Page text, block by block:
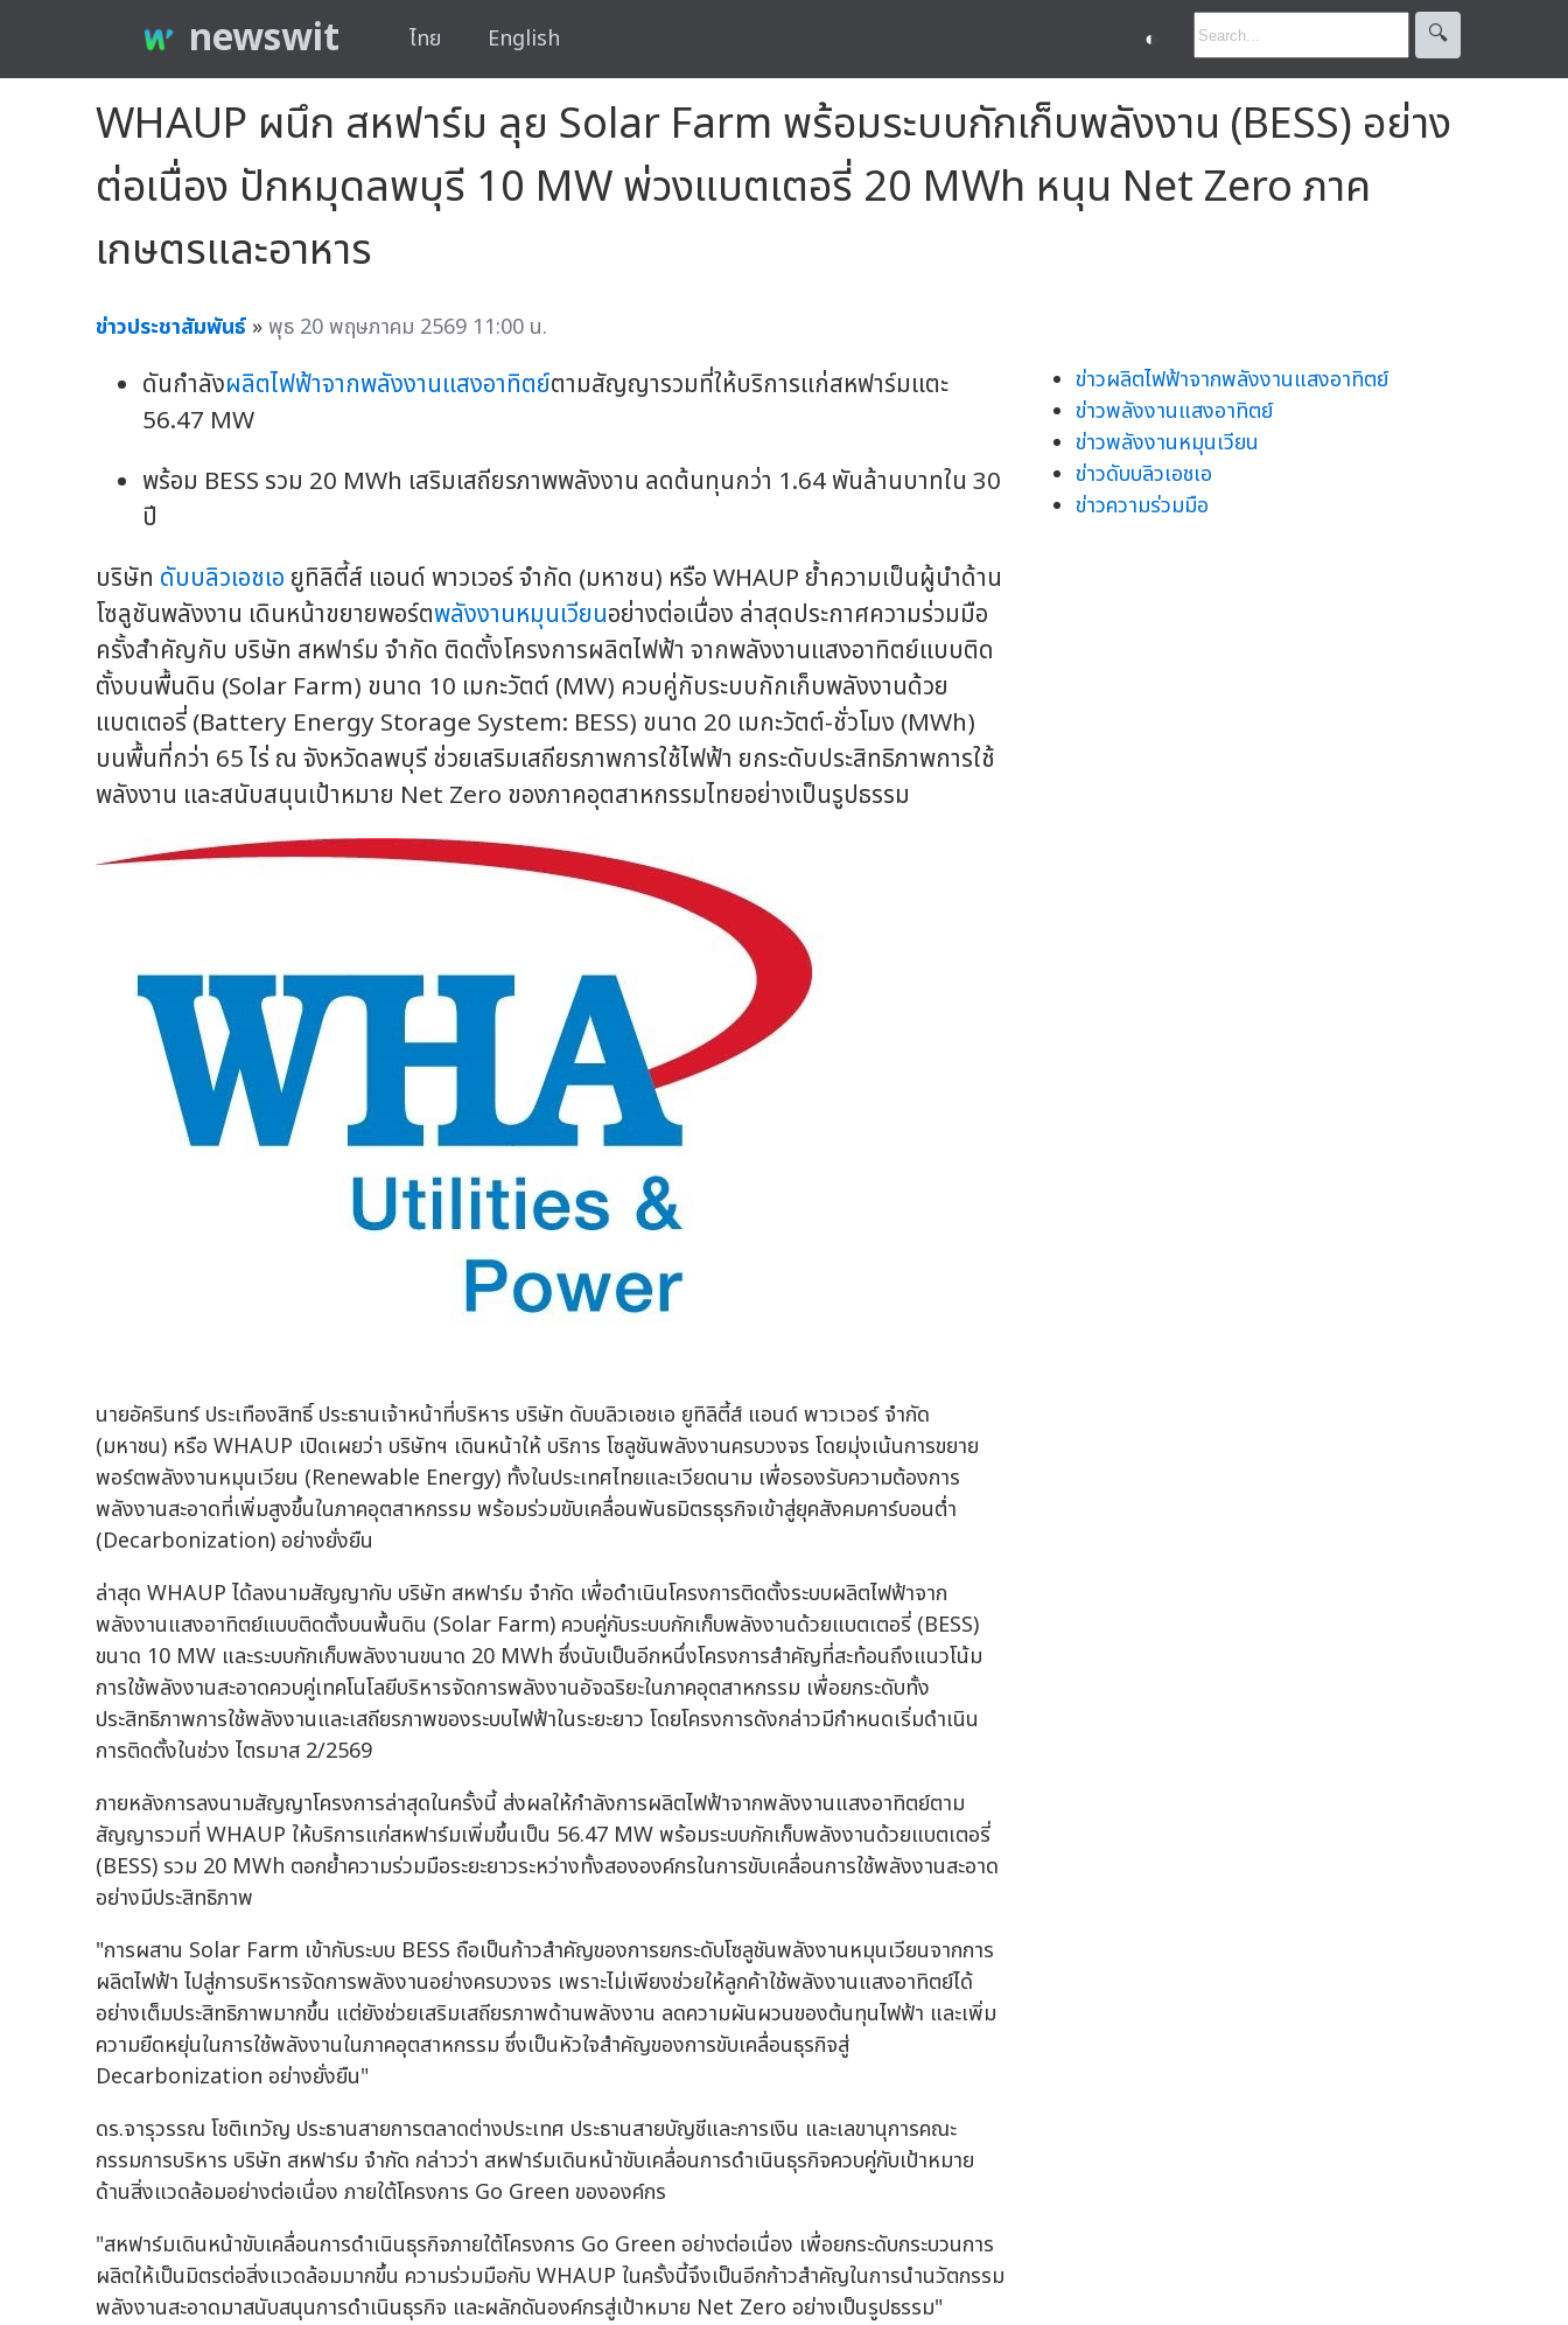
newswit ไทย English ◐ 🔍︎
WHAUP ผนึก สหฟาร์ม ลุย Solar Farm พร้อมระบบกักเก็บพลังงาน (BESS) อย่าง
ต่อเนื่อง ปักหมุดลพบุรี 10 MW พ่วงแบตเตอรี่ 20 MWh หนุน Net Zero ภาค
เกษตรและอาหาร
ข่าวประชาสัมพันธ์ »พุธ 20 พฤษภาคม 2569 11:00 น.
ดันกำลังผลิตไฟฟ้าจากพลังงานแสงอาทิตย์ตามสัญญารวมที่ให้บริการแก่สหฟาร์มแตะ
56.47 MW
พร้อม BESS รวม 20 MWh เสริมเสถียรภาพพลังงาน ลดต้นทุนกว่า 1.64 พันล้านบาทใน 30
ปี
บริษัท ดับบลิวเอชเอ ยูทิลิตี้ส์ แอนด์ พาวเวอร์ จำกัด (มหาชน) หรือ WHAUP ย้ำความเป็นผู้นำด้าน
โซลูชันพลังงาน เดินหน้าขยายพอร์ตพลังงานหมุนเวียนอย่างต่อเนื่อง ล่าสุดประกาศความร่วมมือ
ครั้งสำคัญกับ บริษัท สหฟาร์ม จำกัด ติดตั้งโครงการผลิตไฟฟ้า จากพลังงานแสงอาทิตย์แบบติด
ตั้งบนพื้นดิน (Solar Farm) ขนาด 10 เมกะวัตต์ (MW) ควบคู่กับระบบกักเก็บพลังงานด้วย
แบตเตอรี่ (Battery Energy Storage System: BESS) ขนาด 20 เมกะวัตต์-ชั่วโมง (MWh)
บนพื้นที่กว่า 65 ไร่ ณ จังหวัดลพบุรี ช่วยเสริมเสถียรภาพการใช้ไฟฟ้า ยกระดับประสิทธิภาพการใช้
พลังงาน และสนับสนุนเป้าหมาย Net Zero ของภาคอุตสาหกรรมไทยอย่างเป็นรูปธรรม
นายอัครินทร์ ประเทืองสิทธิ์ ประธานเจ้าหน้าที่บริหาร บริษัท ดับบลิวเอชเอ ยูทิลิตี้ส์ แอนด์ พาวเวอร์ จำกัด
(มหาชน) หรือ WHAUP เปิดเผยว่า บริษัทฯ เดินหน้าให้ บริการ โซลูชันพลังงานครบวงจร โดยมุ่งเน้นการขยาย
พอร์ตพลังงานหมุนเวียน (Renewable Energy) ทั้งในประเทศไทยและเวียดนาม เพื่อรองรับความต้องการ
พลังงานสะอาดที่เพิ่มสูงขึ้นในภาคอุตสาหกรรม พร้อมร่วมขับเคลื่อนพันธมิตรธุรกิจเข้าสู่ยุคสังคมคาร์บอนต่ำ
(Decarbonization) อย่างยั่งยืน
ล่าสุด WHAUP ได้ลงนามสัญญากับ บริษัท สหฟาร์ม จำกัด เพื่อดำเนินโครงการติดตั้งระบบผลิตไฟฟ้าจาก
พลังงานแสงอาทิตย์แบบติดตั้งบนพื้นดิน (Solar Farm) ควบคู่กับระบบกักเก็บพลังงานด้วยแบตเตอรี่ (BESS)
ขนาด 10 MW และระบบกักเก็บพลังงานขนาด 20 MWh ซึ่งนับเป็นอีกหนึ่งโครงการสำคัญที่สะท้อนถึงแนวโน้ม
การใช้พลังงานสะอาดควบคู่เทคโนโลยีบริหารจัดการพลังงานอัจฉริยะในภาคอุตสาหกรรม เพื่อยกระดับทั้ง
ประสิทธิภาพการใช้พลังงานและเสถียรภาพของระบบไฟฟ้าในระยะยาว โดยโครงการดังกล่าวมีกำหนดเริ่มดำเนิน
การติดตั้งในช่วง ไตรมาส 2/2569
ภายหลังการลงนามสัญญาโครงการล่าสุดในครั้งนี้ ส่งผลให้กำลังการผลิตไฟฟ้าจากพลังงานแสงอาทิตย์ตาม
สัญญารวมที่ WHAUP ให้บริการแก่สหฟาร์มเพิ่มขึ้นเป็น 56.47 MW พร้อมระบบกักเก็บพลังงานด้วยแบตเตอรี่
(BESS) รวม 20 MWh ตอกย้ำความร่วมมือระยะยาวระหว่างทั้งสององค์กรในการขับเคลื่อนการใช้พลังงานสะอาด
อย่างมีประสิทธิภาพ
"การผสาน Solar Farm เข้ากับระบบ BESS ถือเป็นก้าวสำคัญของการยกระดับโซลูชันพลังงานหมุนเวียนจากการ
ผลิตไฟฟ้า ไปสู่การบริหารจัดการพลังงานอย่างครบวงจร เพราะไม่เพียงช่วยให้ลูกค้าใช้พลังงานแสงอาทิตย์ได้
อย่างเต็มประสิทธิภาพมากขึ้น แต่ยังช่วยเสริมเสถียรภาพด้านพลังงาน ลดความผันผวนของต้นทุนไฟฟ้า และเพิ่ม
ความยืดหยุ่นในการใช้พลังงานในภาคอุตสาหกรรม ซึ่งเป็นหัวใจสำคัญของการขับเคลื่อนธุรกิจสู่
Decarbonization อย่างยั่งยืน"
ดร.จารุวรรณ โชติเทวัญ ประธานสายการตลาดต่างประเทศ ประธานสายบัญชีและการเงิน และเลขานุการคณะ
กรรมการบริหาร บริษัท สหฟาร์ม จำกัด กล่าวว่า สหฟาร์มเดินหน้าขับเคลื่อนการดำเนินธุรกิจควบคู่กับเป้าหมาย
ด้านสิ่งแวดล้อมอย่างต่อเนื่อง ภายใต้โครงการ Go Green ขององค์กร
"สหฟาร์มเดินหน้าขับเคลื่อนการดำเนินธุรกิจภายใต้โครงการ Go Green อย่างต่อเนื่อง เพื่อยกระดับกระบวนการ
ผลิตให้เป็นมิตรต่อสิ่งแวดล้อมมากขึ้น ความร่วมมือกับ WHAUP ในครั้งนี้จึงเป็นอีกก้าวสำคัญในการนำนวัตกรรม
พลังงานสะอาดมาสนับสนุนการดำเนินธุรกิจ และผลักดันองค์กรสู่เป้าหมาย Net Zero อย่างเป็นรูปธรรม"
ข่าวผลิตไฟฟ้าจากพลังงานแสงอาทิตย์
ข่าวพลังงานแสงอาทิตย์
ข่าวพลังงานหมุนเวียน
ข่าวดับบลิวเอชเอ
ข่าวความร่วมมือ